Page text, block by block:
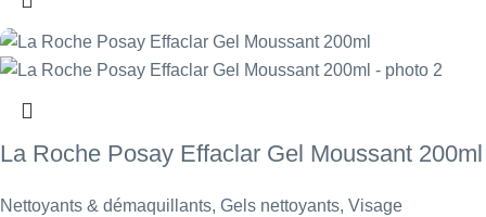
La Roche Posay Effaclar Gel Moussant 200ml
Nettoyants & démaquillants, Gels nettoyants, Visage